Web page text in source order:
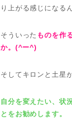
り上がる感じになる
そういった ものを作
か。(^ー^)
そしてキロンと土星
自分を変えたい、状
とをお勧めします。